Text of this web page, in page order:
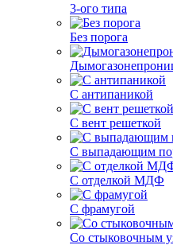
3-ого типа
Без порога
С антипаникой
С вент решеткой
С выпадающим
С отделкой МДФ
С фрамугой
Со стыковочным